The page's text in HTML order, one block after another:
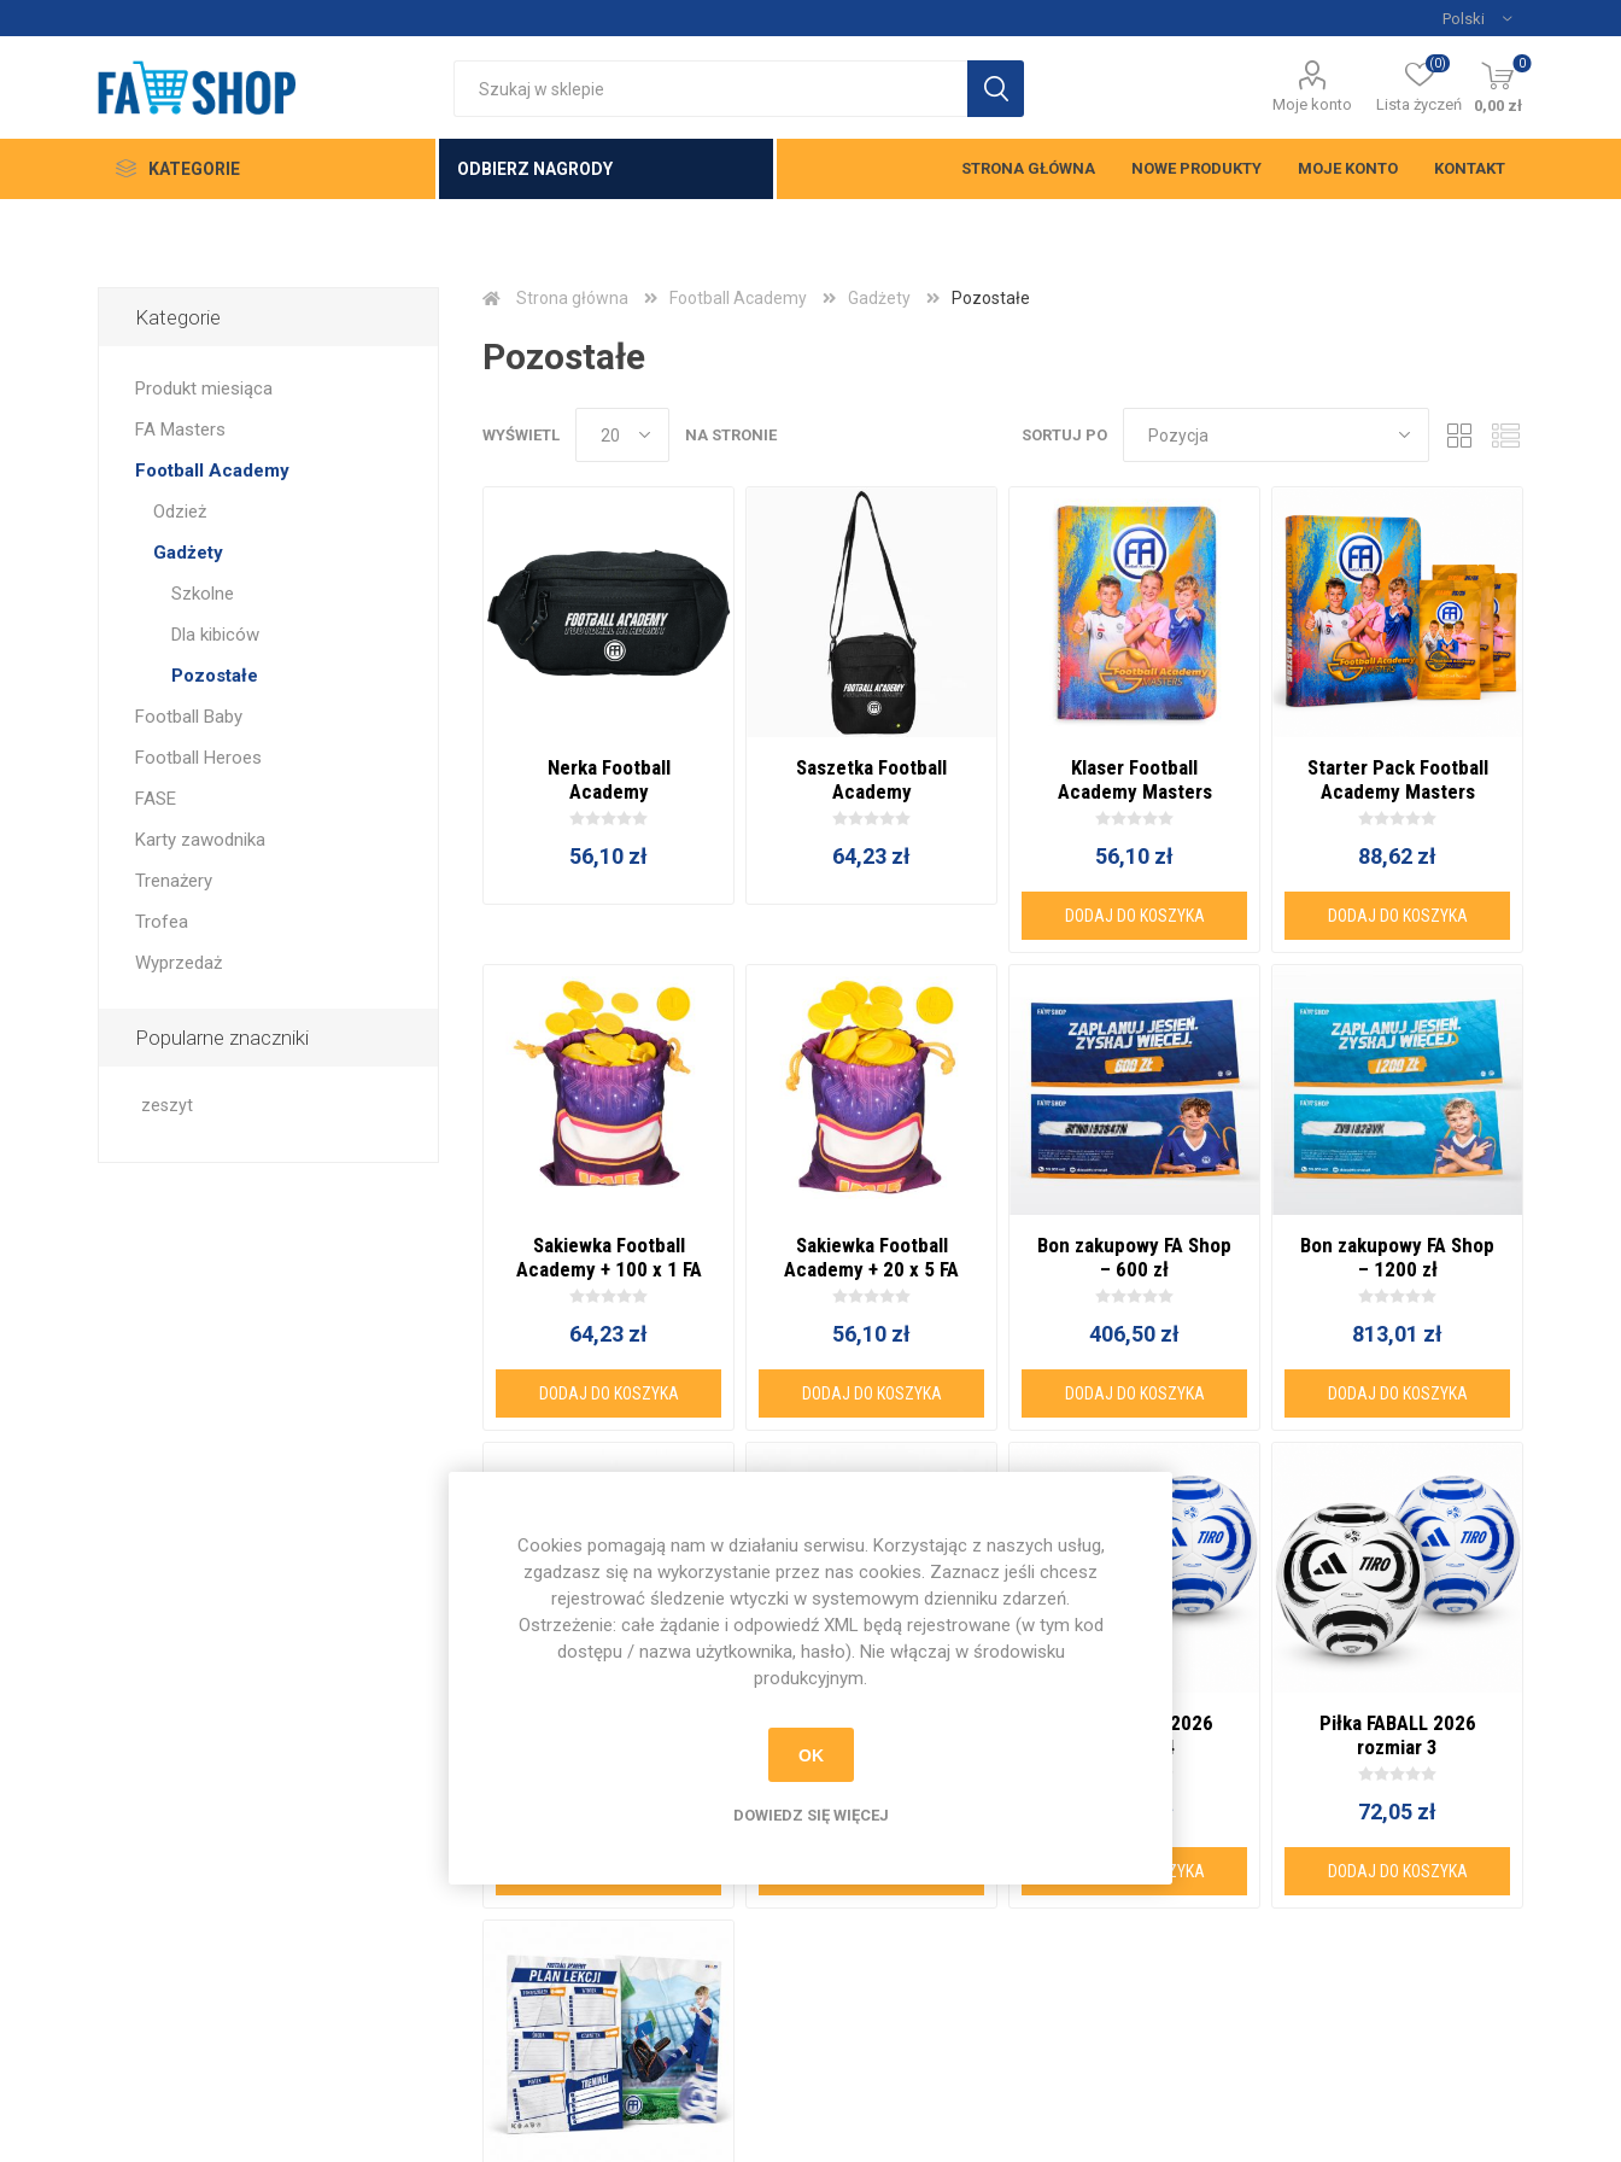
Moje konto Lista życzeń
(0) 0
0,00 zł
KATEGORIE ODBIERZ NAGRODY STRONA GŁÓWNA NOWE PRODUKTY MOJE KONTO KONTAKT
Strona główna Football Academy Gadżety Pozostałe
Pozostałe
SORTUJ PO
WYŚWIETL NA STRONIE
Nerka Football
Academy
56,10 zł
Saszetka Football
Academy
64,23 zł
Klaser Football
Academy Masters
56,10 zł
DODAJ DO KOSZYKA
Starter Pack Football
Academy Masters
88,62 zł
DODAJ DO KOSZYKA
Sakiewka Football
Academy + 100 x 1 FA
Coin
64,23 zł
DODAJ DO KOSZYKA
Sakiewka Football
Academy + 20 x 5 FA
Coins
56,10 zł
DODAJ DO KOSZYKA
Bon zakupowy FA Shop
– 600 zł
406,50 zł
DODAJ DO KOSZYKA
Bon zakupowy FA Shop
– 1200 zł
813,01 zł
DODAJ DO KOSZYKA
Wpinka Football
7,32 zł
Piłka FABALL 2026
rozmiar 4
72,05 zł
DODAJ DO KOSZYKA
Piłka FABALL 2026
rozmiar 3
72,05 zł
DODAJ DO KOSZYKA
Kategorie
Produkt miesiąca
FA Masters
Football Academy
Odzież
Gadżety
Szkolne
Dla kibiców
Pozostałe
Football Baby
Football Heroes
FASE
Karty zawodnika
Trenażery
Trofea
Wyprzedaż
Popularne znaczniki
zeszyt
Cookies pomagają nam w działaniu serwisu. Korzystając z naszych usług,
zgadzasz się na wykorzystanie przez nas cookies. Zaznacz jeśli chcesz
rejestrować śledzenie wtyczki w systemowym dzienniku zdarzeń.
Ostrzeżenie: całe żądanie i odpowiedź XML będą rejestrowane (w tym kod
dostępu / nazwa użytkownika, hasło). Nie włączaj w środowisku
produkcyjnym.
OK
DOWIEDZ SIĘ WIĘCEJ